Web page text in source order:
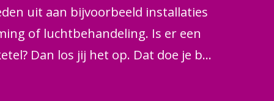
uit aan bijvoorbeeld installaties
of luchtbehandeling. Is er een
Dan los jij het op. Dat doe je bij